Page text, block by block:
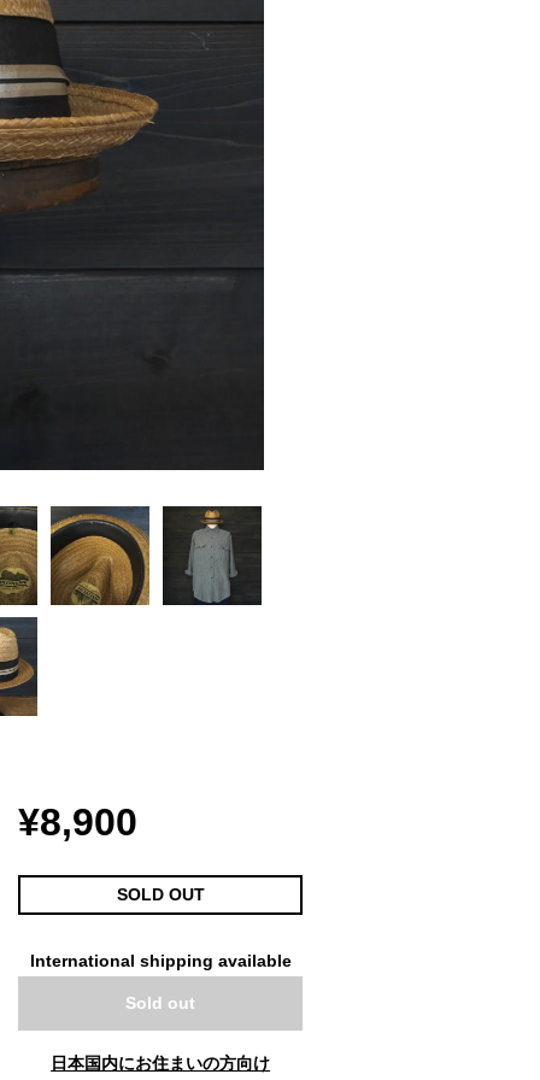
¥8,900
SOLD OUT
International shipping available
Sold out
日本国内にお住まいの方向け